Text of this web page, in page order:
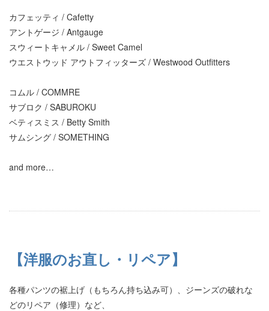
カフェッティ / Cafetty
アントゲージ / Antgauge
スウィートキャメル / Sweet Camel
ウエストウッド アウトフィッターズ / Westwood Outfitters
コムル / COMMRE
サブロク / SABUROKU
ベティスミス / Betty Smith
サムシング / SOMETHING
and more…
【洋服のお直し・リペア】
各種パンツの裾上げ（もちろん持ち込み可）、ジーンズの破れな
どのリペア（修理）など、